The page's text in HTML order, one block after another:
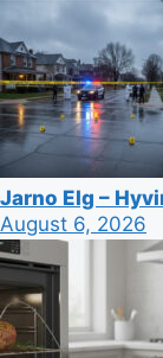
Jarno Elg –
August 6, 2026